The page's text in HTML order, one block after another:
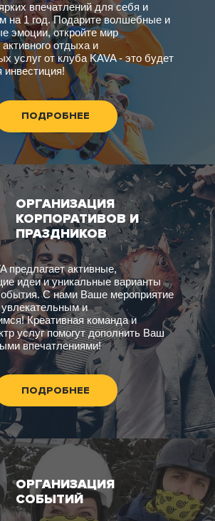
впечатлений для себя и
на 1 год. Подарите волшебные и
эмоции, откройте мир
отдыха и
услуг от клуба KAVA - это будет
ПОДРОБНЕЕ
ОРГАНИЗАЦИЯ
КОРПОРАТИВОВ И
ПРАЗДНИКОВ
предлагает активные,
идеи и уникальные варианты
С нами Ваше мероприятие
и
Креативная команда и
услуг помогут дополнить Ваш
впечатлениями!
ПОДРОБНЕЕ
ОРГАНИЗАЦИЯ
СОБЫТИЙ